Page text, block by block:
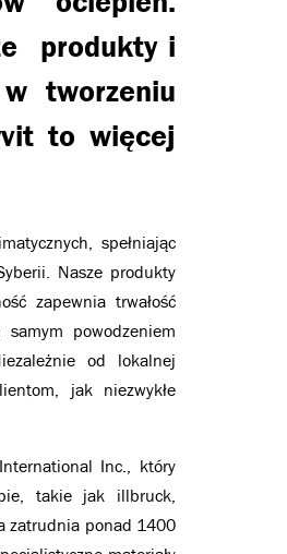
produkty i
tworzeniu
to więcej
spełniając
Nasze produkty
zapewnia trwałość
powodzeniem
od lokalnej
jak niezwykłe
Inc., który
takie jak illbruck,
zatrudnia ponad 1400